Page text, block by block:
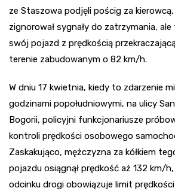
ze Staszowa podjęli pościg za
zignorował sygnały do zatrzymania, ale
swój pojazd z prędkością
terenie zabudowanym o 82 km/h.
W dniu 17 kwietnia, kiedy to zdarzenie
godzinami popołudniowymi, na ulicy
Bogorii, policyjni funkcjonariusze
kontroli prędkości osobowego
Zaskakująco, mężczyzna za kółkiem
pojazdu osiągnął prędkość aż 132 km/
odcinku drogi obowiązuje limit